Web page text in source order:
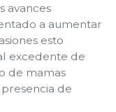
avances
a aumentar
esto
excedente de
de mamas
de